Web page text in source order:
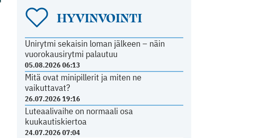
HYVINVOINTI
Unirytmi sekaisin loman jälkeen – näin
vuorokausirytmi palautuu
05.08.2026 06:13
Mitä ovat minipillerit ja miten ne
vaikuttavat?
26.07.2026 19:16
Luteaalivaihe on normaali osa
kuukautiskiertoa
24.07.2026 07:04